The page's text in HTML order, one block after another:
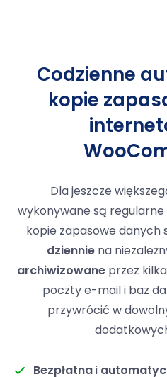
Codzienne
kopie
Dla jeszcze
wykonywane są regularne
kopie zapasowe danych
dziennie na
archiwizowane przez
poczty e-mail i baz
przywrócić w
Bezpłatnai